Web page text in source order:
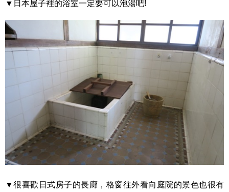
▼日本屋子裡的浴室一定要可以泡湯吧!
▼很喜歡日式房子的長廊，格窗往外看向庭院的景色也很有